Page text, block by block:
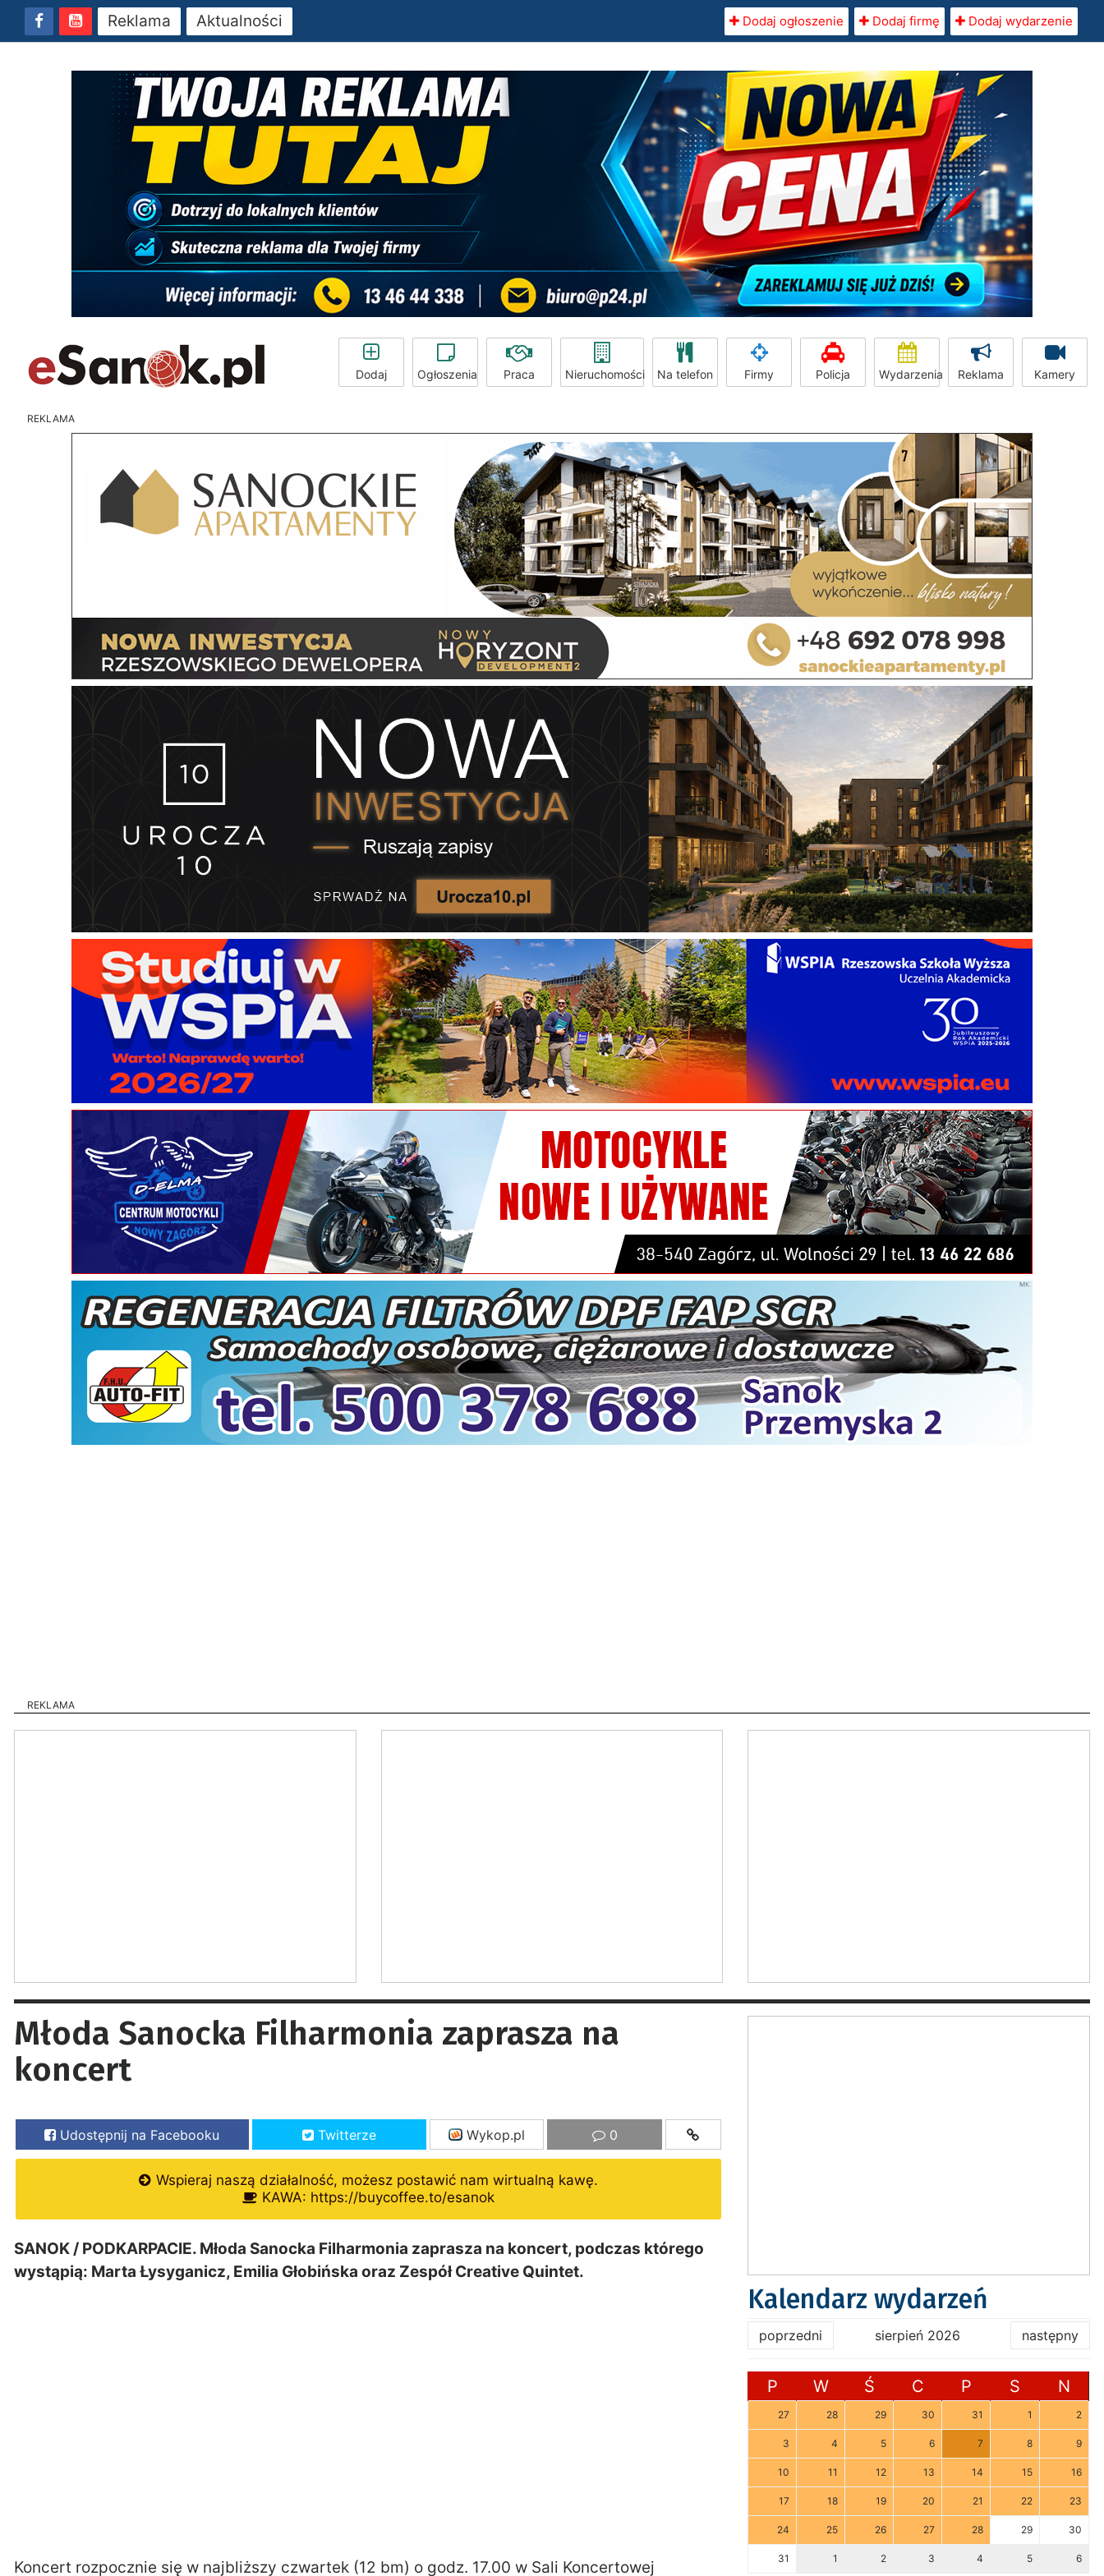
Reklama Aktualności Dodaj ogłoszenie Dodaj firmę Dodaj wydarzenie
Dodaj Ogłoszenia Praca Nieruchomości Na telefon Firmy Policja Wydarzenia Reklama Kamery
REKLAMA
REKLAMA
Młoda Sanocka Filharmonia zaprasza na
koncert
Udostępnij na Facebooku Twitterze Wykop.pl 0
Wspieraj naszą działalność, możesz postawić nam wirtualną kawę.
KAWA: https://buycoffee.to/esanok
SANOK / PODKARPACIE. Młoda Sanocka Filharmonia zaprasza na koncert, podczas którego
wystąpią: Marta Łysyganicz, Emilia Głobińska oraz Zespół Creative Quintet.
Koncert rozpocznie się w najbliższy czwartek (12 bm) o godz. 17.00 w Sali Koncertowej
Kalendarz wydarzeń
poprzedni sierpień 2026 następny
P W Ś C P S N
27 28 29 30 31 1 2
3 4 5 6 7 8 9
10 11 12 13 14 15 16
17 18 19 20 21 22 23
24 25 26 27 28 29 30
31 1 2 3 4 5 6